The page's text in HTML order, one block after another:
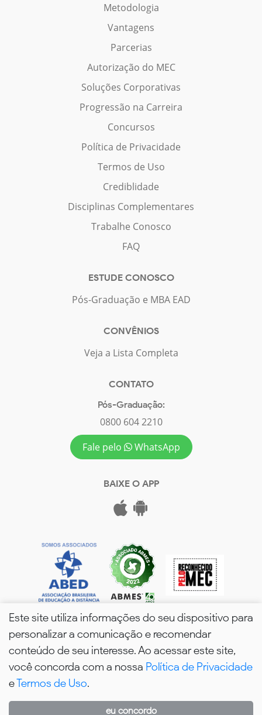
Metodologia
Vantagens
Parcerias
Autorização do MEC
Soluções Corporativas
Progressão na Carreira
Concursos
Política de Privacidade
Termos de Uso
Crediblidade
Disciplinas Complementares
Trabalhe Conosco
FAQ
ESTUDE CONOSCO
Pós-Graduação e MBA EAD
CONVÊNIOS
Veja a Lista Completa
CONTATO
Pós-Graduação:
0800 604 2210
Fale pelo
WhatsApp
BAIXE O APP
wPós - 2026. Todos os Direitos Reservados.
Este site utiliza informações do seu dispositivo para
personalizar a comunicação e recomendar
conteúdo de seu interesse. Ao acessar este site,
você concorda com a nossa Política de Privacidade
eTermos de Uso.
eu concordo